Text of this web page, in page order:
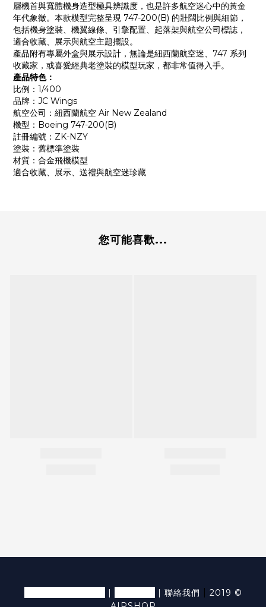
層機首與寬體機身造型極具辨識度，也是許多航空迷心中的黃金
年代象徵。本款模型完整呈現 747-200(B) 的壯闊比例與細節，
包括機身塗裝、機翼線條、引擎配置、起落架與航空公司標誌，
適合收藏、展示與航空主題擺設。
產品附有專屬外盒與展示設計，無論是紐西蘭航空迷、747 系列
收藏家，或喜愛經典老塗裝的模型玩家，都非常值得入手。
產品特色：
比例：1/400
品牌：JC Wings
航空公司：紐西蘭航空 Air New Zealand
機型：Boeing 747-200(B)
註冊編號：ZK-NZY
塗裝：舊標準塗裝
材質：合金飛機模型
適合收藏、展示、送禮與航空迷珍藏
您可能喜歡...
| | 聯絡我們
2019 ©